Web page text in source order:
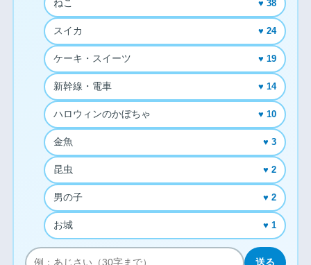
ねこ ♥ 38
スイカ ♥ 24
ケーキ・スイーツ ♥ 19
新幹線・電車 ♥ 14
ハロウィンのかぼちゃ ♥ 10
金魚 ♥ 3
昆虫 ♥ 2
男の子 ♥ 2
お城 ♥ 1
送る